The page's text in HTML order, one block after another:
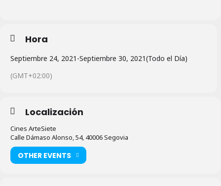
Hora
Septiembre 24, 2021 -Septiembre 30, 2021(Todo el Día)
(GMT+02:00)
Localización
Cines ArteSiete
Calle Dámaso Alonso, 54, 40006 Segovia
OTHER EVENTS